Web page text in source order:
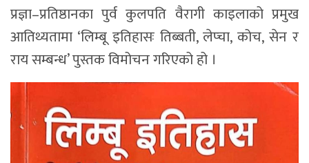
प्रज्ञा–प्रतिष्ठानका पुर्व कुलपति वैरागी काइलाको प्रमुख
आतिथ्यतामा ‘लिम्बू इतिहासः तिब्बती, लेप्चा, कोच, सेन र
राय सम्बन्ध’ पुस्तक विमोचन गरिएको हो ।